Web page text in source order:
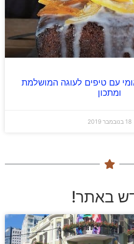
עם טיפים לעוגה המושלמת
ומתכון
באתר!